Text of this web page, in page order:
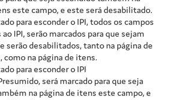
este campo, e este será desabilitado.
para esconder o IPI, todos os campos
IPI, serão marcados para que sejam
serão desabilitados, tanto na página de
como na página de itens.
para esconder o IPI
será marcado para que seja
na página de itens este campo, e